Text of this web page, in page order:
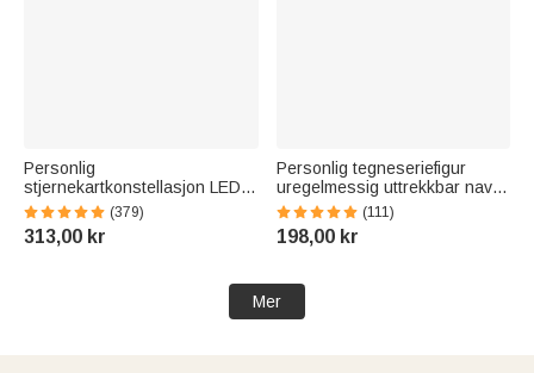
Personlig
stjernekartkonstellasjon LED-
nattlys i akryl med datotekst
og trebunn Hjemmedekorasjon
Valentinsdag Jubileumsgave til
(379)
313,00 kr
Personlig tegneseriefigur
uregelmessig uttrekkbar navn
ID-kortmerke med tittel
bursdag takknemlighet gave til
sykepleier lege medisinsk
(111)
198,00 kr
Mer